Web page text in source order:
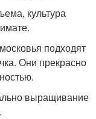
культура
подходят
Они прекрасно
выращивание